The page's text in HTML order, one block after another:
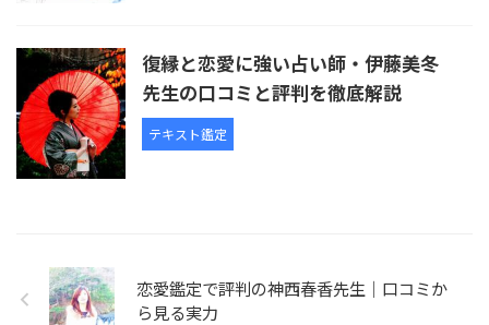
復縁と恋愛に強い占い師・伊藤美冬
先生の口コミと評判を徹底解説
テキスト鑑定
恋愛鑑定で評判の神西春香先生｜口コミか
ら見る実力